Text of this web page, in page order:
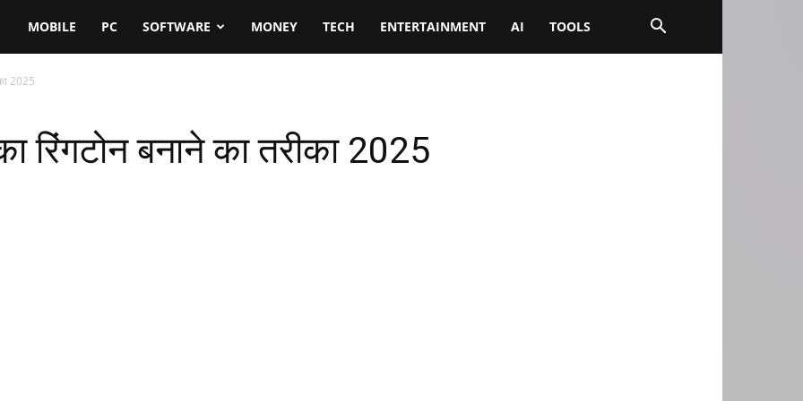
MOBILE PC SOFTWARE MONEY TECH ENTERTAINMENT AI TOOLS
2025
रिंगटोन बनाने का तरीका 2025